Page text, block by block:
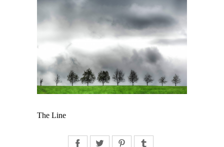
The Line
FacebookTwitter Pinterest